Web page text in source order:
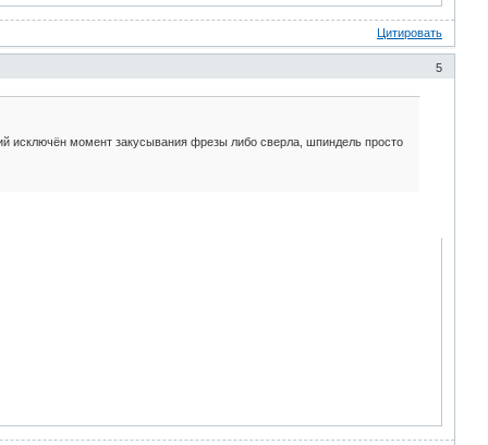
Цитировать
5
исключён момент закусывания фрезы либо сверла, шпиндель просто